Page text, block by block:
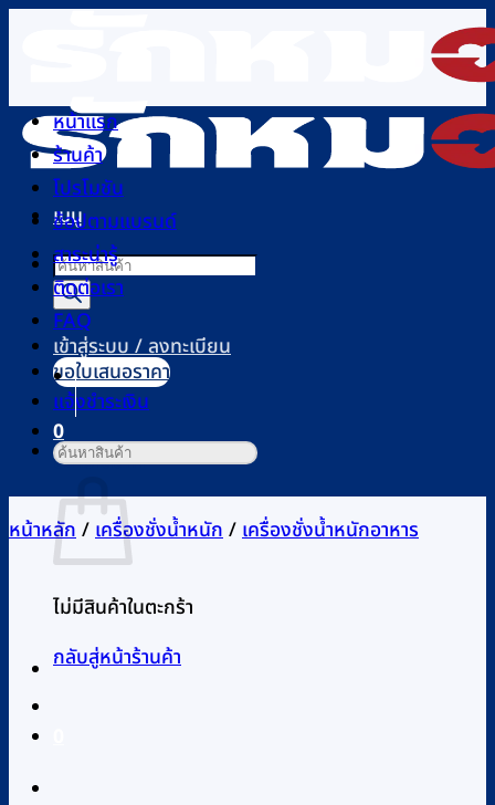
เนื้อหา
เมนู
Products
search
เข้าสู่ระบบ / ลงทะเบียน
0
ตะกร้าสินค้า
ไม่มีสินค้าในตะกร้า
กลับสู่หน้าร้านค้า
หน้าแรก
ร้านค้า
โปรโมชัน
ช้อปตามแบรนด์
สาระน่ารู้
ติดต่อเรา
FAQ
ขอใบเสนอราคา
แจ้งชำระเงิน
ค้นหา:
หน้าหลัก/เครื่องชั่งน้ำหนัก/เครื่องชั่งน้ำหนักอาหาร